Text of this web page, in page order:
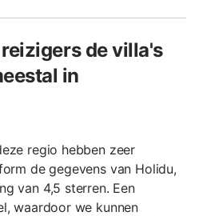
de villa's
in
regio hebben zeer
de gegevens van Holidu,
van 4,5 sterren. Een
waardoor we kunnen